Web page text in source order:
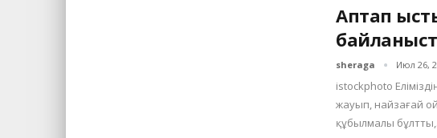
Аптап
sheraga Июл 26,
istockphoto
жауып, найзағай
құбылмалы